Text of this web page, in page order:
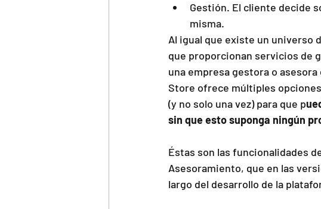
Gestión. El cliente decide
misma.
Al igual que existe un universo
que proporcionan servicios de
una empresa gestora o
Store ofrece múltiples
(y no solo una vez) para que p
sin que esto suponga ningún
Éstas son las funcionalidades
Asesoramiento, que en las
largo del desarrollo de la